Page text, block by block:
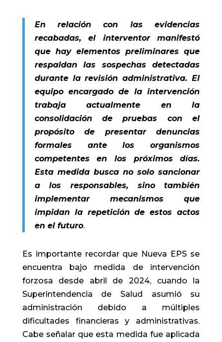
En relación con las evidencias
recabadas, el interventor manifestó
que hay elementos preliminares que
respaldan las sospechas detectadas
durante la revisión administrativa. El
equipo encargado de la intervención
trabaja actualmente en la
consolidación de pruebas con el
propósito de presentar denuncias
formales ante los organismos
competentes en los próximos días.
Esta medida busca no solo sancionar
a los responsables, sino también
implementar mecanismos que
impidan la repetición de estos actos
en el futuro.
Es importante recordar que Nueva EPS se
encuentra bajo medida de intervención
forzosa desde abril de 2024, cuando la
Superintendencia de Salud asumió su
administración debido a múltiples
dificultades financieras y administrativas.
Cabe señalar que esta medida fue aplicada